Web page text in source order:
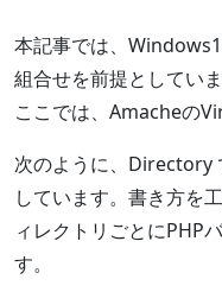
本記事では、
組合せを前提としていま
ここでは、Amacheの
次のように、Directory
しています。書き方を
ィレクトリごとにPHP
す。